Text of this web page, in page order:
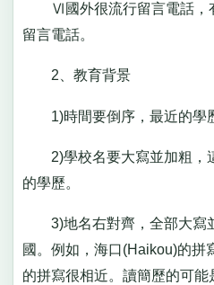
Ⅵ國外很流行留言電話，
留言電話。
2、教育背景
1)時間要倒序，最近的學歷
2)學校名要大寫並加粗，
的學歷。
3)地名右對齊，全部大寫
國。例如，海口(Haikou)的拼
的拼寫很相近。讀簡歷的可